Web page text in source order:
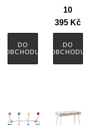
DO
OBCHODU
10
395 Kč
DO
OBCHODU